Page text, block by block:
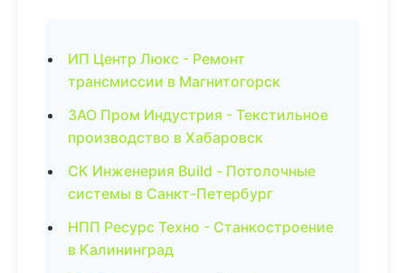
ИП Центр Люкс - Ремонт
трансмиссии в Магнитогорск
ЗАО Пром Индустрия - Текстильное
производство в Хабаровск
СК Инженерия Build - Потолочные
системы в Санкт-Петербург
НПП Ресурс Техно - Станкостроение
в Калининград